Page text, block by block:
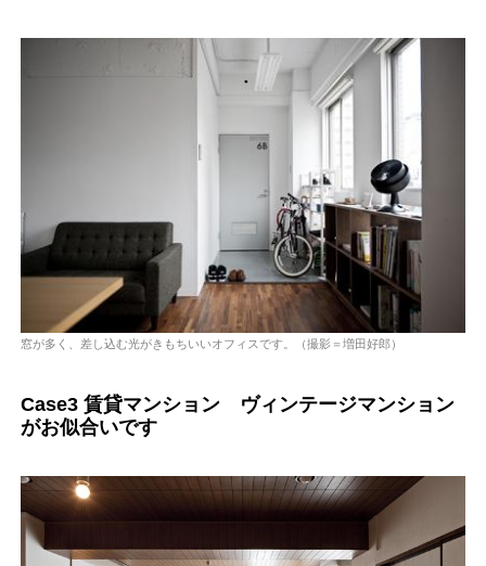
窓が多く、差し込む光がきもちいいオフィスです。（撮影＝増田好郎）
Case3 賃貸マンション ヴィンテージマンション
がお似合いです